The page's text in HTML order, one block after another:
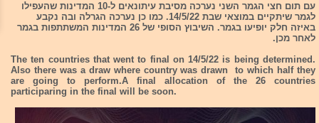
עם תום חצי הגמר השני נערכה מסיבת עיתונאים ל-10 המדינות שהעפילו
לגמר שיתקיים במוצאי שבת 14/5/22. כמו כן נערכה הגרלה ובה נקבע
באיזה חלק יופיעו בגמר. השיבוץ הסופי של 26 המדינות המשתתפות בגמר
לאחר מכן.
The ten countries that went to final on 14/5/22 is being determined.
Also there was a draw where country was drawn to which half they
are going to perform.A final allocation of the 26 countries
participaring in the final will be soon.